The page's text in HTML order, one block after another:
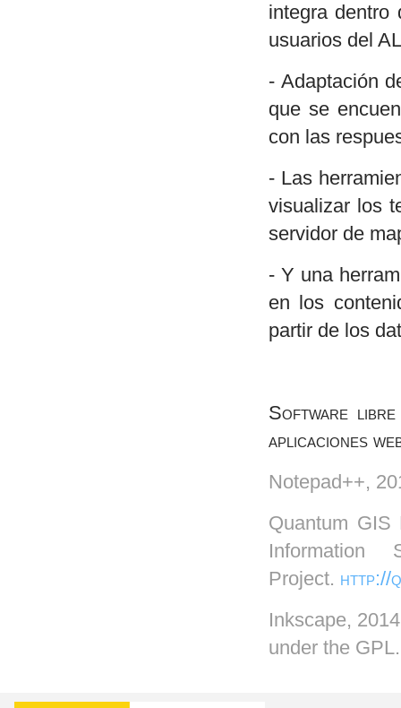
integra dentro
usuarios del
- Adaptación
que se
con las
- Las
visualizar los
servidor de
- Y una
en los
partir de los
Software libre
aplicaciones
Notepad++,
Quantum GIS
Information
Project. http://
Inkscape,
under the GPL